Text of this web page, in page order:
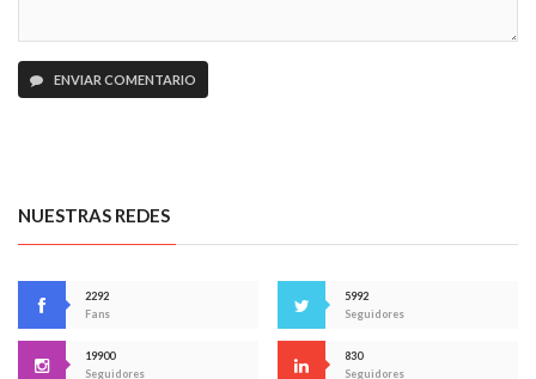
ENVIAR COMENTARIO
NUESTRAS REDES
2292
Fans
5992
Seguidores
19900
Seguidores
830
Seguidores